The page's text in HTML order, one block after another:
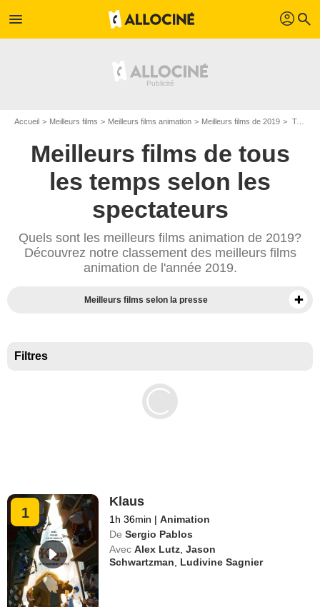
menu profil search
Accueil Meilleurs films Meilleurs films animation Meilleurs films de 2019 Top films animation de 2019
Meilleurs films de tous
les temps selon les
spectateurs
Quels sont les meilleurs films animation de 2019?
Découvrez notre classement des meilleurs films
animation de l'année 2019.
Meilleurs films selon la presse
Filtres
1
Klaus
1h 36min | Animation
De Sergio Pablos
Avec Alex Lutz ,Jason
Schwartzman
Ludivine Sagnier